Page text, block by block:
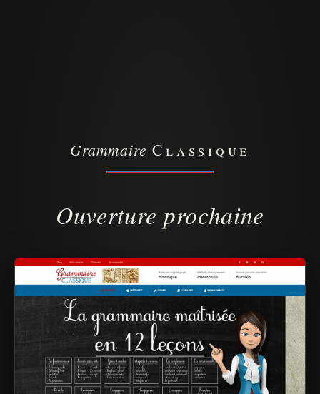
Grammaire Classique
Ouverture prochaine